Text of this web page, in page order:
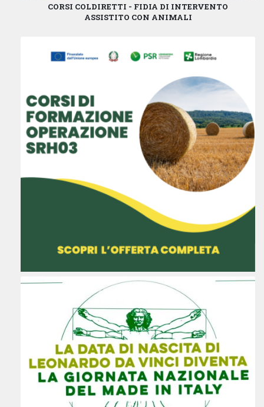
CORSI COLDIRETTI - FIDIA DI INTERVENTO
ASSISTITO CON ANIMALI